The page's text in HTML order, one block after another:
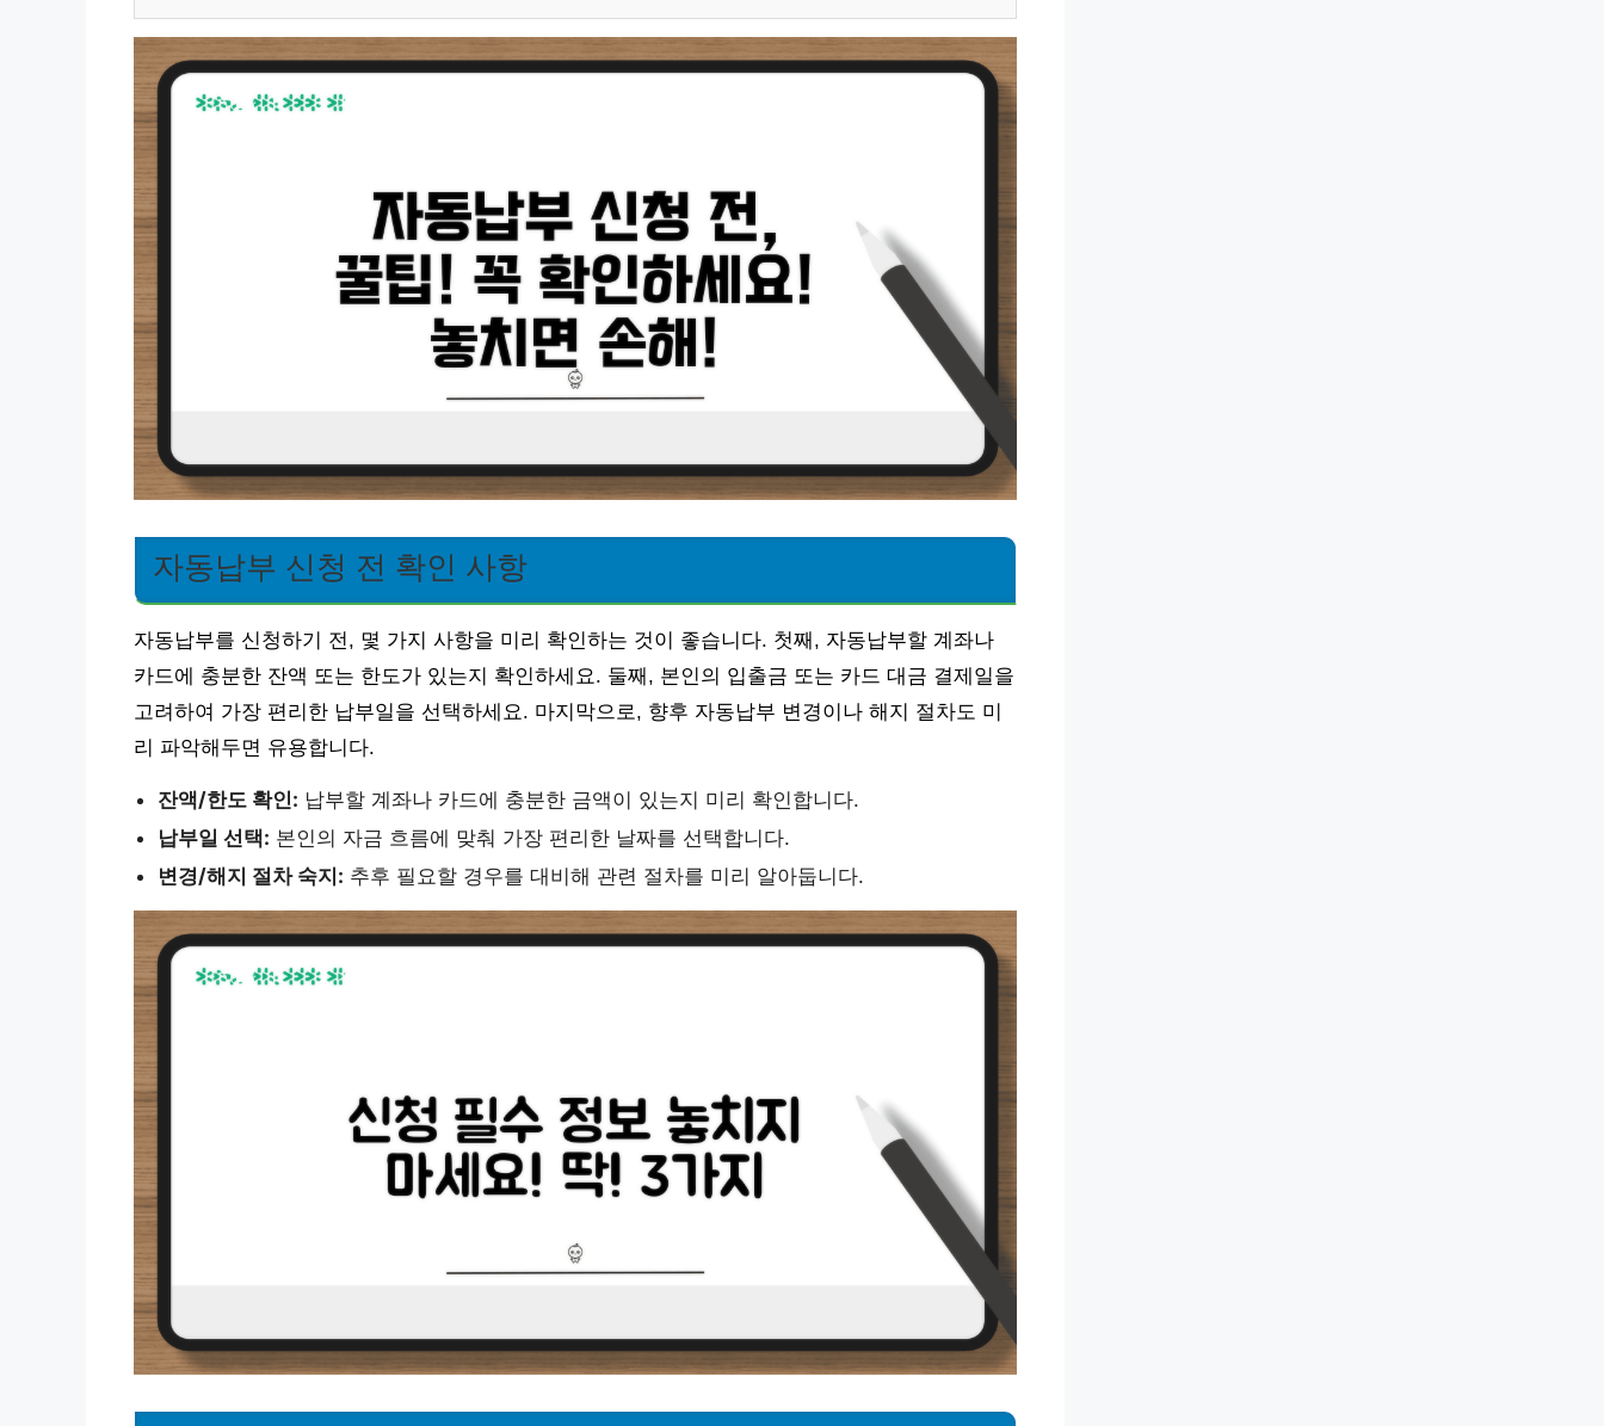
자동납부 신청 전 확인 사항
자동납부를 신청하기 전, 몇 가지 사항을 미리 확인하는 것이 좋습니다. 첫째, 자동납부할 계좌나
카드에 충분한 잔액 또는 한도가 있는지 확인하세요. 둘째, 본인의 입출금 또는 카드 대금 결제일을
고려하여 가장 편리한 납부일을 선택하세요. 마지막으로, 향후 자동납부 변경이나 해지 절차도 미
리 파악해두면 유용합니다.
잔액/한도 확인: 납부할 계좌나 카드에 충분한 금액이 있는지 미리 확인합니다.
납부일 선택: 본인의 자금 흐름에 맞춰 가장 편리한 날짜를 선택합니다.
변경/해지 절차 숙지: 추후 필요할 경우를 대비해 관련 절차를 미리 알아둡니다.